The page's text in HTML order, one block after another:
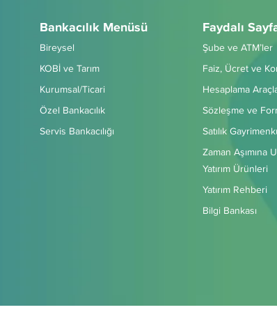
Bankacılık Menüsü
Bireysel
KOBİ ve Tarım
Kurumsal/Ticari
Özel Bankacılık
Servis Bankacılığı
Faydalı
Şube ve ATM’ler
Faiz, Ücret ve
Hesaplama
Sözleşme ve
Satılık
Zaman Aşımına
Yatırım Ürünleri
Yatırım Rehberi
Bilgi Bankası